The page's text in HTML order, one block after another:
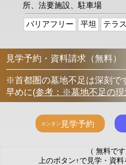
所、法要施設、駐車場
バリアフリー 平坦 テラス
見学予約・資料請求（無料）
※首都圏の墓地不足は深刻で
早めに(参考：※墓地不足の現
（ 無料です
上のボタン↑で見学・資